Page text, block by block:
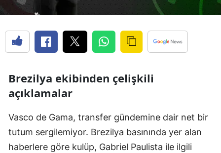
Brezilya ekibinden çelişkili
açıklamalar
Vasco de Gama, transfer gündemine dair net bir
tutum sergilemiyor. Brezilya basınında yer alan
haberlere göre kulüp, Gabriel Paulista ile ilgili